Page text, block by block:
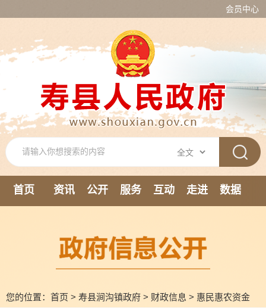
会员中心
首页 资讯 公开 服务 互动 走进
数据
您的位置： 首页 > 寿县涧沟镇政府 > 财政信息 > 惠民惠农资金